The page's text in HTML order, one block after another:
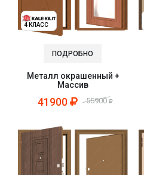
4 КЛАСС
ПОДРОБНО
Металл окрашенный +
Массив
41900 55900